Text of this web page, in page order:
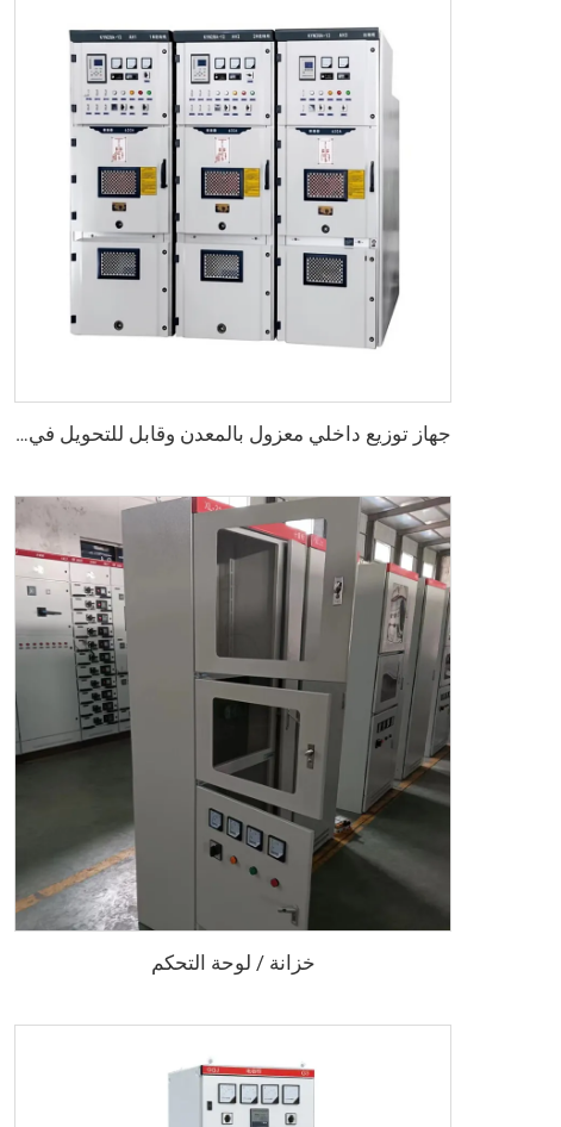
جهاز توزيع داخلي معزول بالمعدن وقابل للتحويل في المنتصف موديل KYN28A -12 (GZS1)
خزانة / لوحة التحكم